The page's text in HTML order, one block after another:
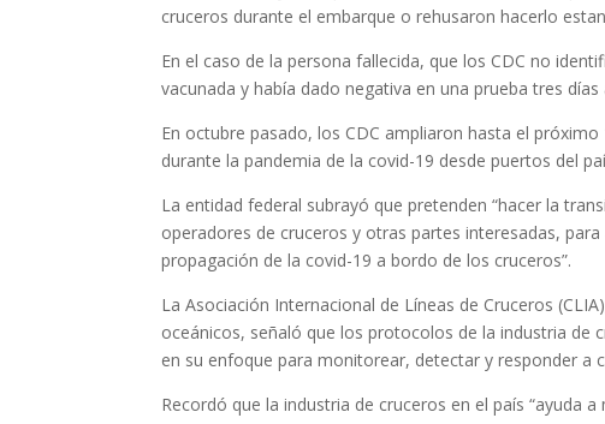
cruceros durante el embarque o rehusaron hacerlo
En el caso de la persona fallecida, que los CDC no
vacunada y había dado negativa en una prueba tres
En octubre pasado, los CDC ampliaron hasta el
durante la pandemia de la covid-19 desde puertos del
La entidad federal subrayó que pretenden “hacer la
operadores de cruceros y otras partes interesadas,
propagación de la covid-19 a bordo de los cruceros”.
La Asociación Internacional de Líneas de Cruceros
oceánicos, señaló que los protocolos de la industria de
en su enfoque para monitorear, detectar y responder a
Recordó que la industria de cruceros en el país “ayuda